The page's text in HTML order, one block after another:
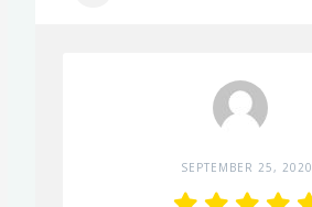
SEPTEMBER 25, 2020